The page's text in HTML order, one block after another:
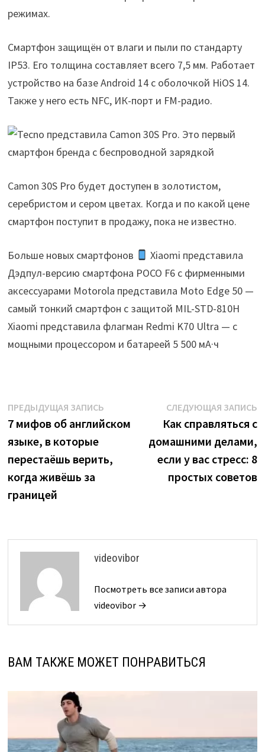
режимах.
Смартфон защищён от влаги и пыли по стандарту
IP53. Его толщина составляет всего 7,5 мм. Работает
устройство на базе Android 14 с оболочкой HiOS 14.
Также у него есть NFC, ИК-порт и FM-радио.
Camon 30S Pro будет доступен в золотистом,
серебристом и сером цветах. Когда и по какой цене
смартфон поступит в продажу, пока не известно.
Больше новых смартфонов
Xiaomi представила
Дэдпул-версию смартфона POCO F6 с фирменными
аксессуарами Motorola представила Moto Edge 50 —
самый тонкий смартфон с защитой MIL-STD-810H
Xiaomi представила флагман Redmi K70 Ultra — с
мощными процессором и батареей 5 500 мА·ч
Навигация
по
записям
ПРЕДЫДУЩАЯ ЗАПИСЬПредыдущая
запись:
7 мифов об английском
языке, в которые
перестаёшь верить,
когда живёшь за
границей
СЛЕДУЮЩАЯ ЗАПИСЬ
Как справляться с
домашними делами,
если у вас стресс: 8
простых советов
videovibor
Посмотреть все записи автора
videovibor →
ВАМ ТАКЖЕ МОЖЕТ ПОНРАВИТЬСЯ